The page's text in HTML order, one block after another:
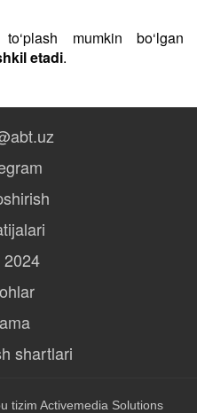
mumkin bo‘lgan
etadi.
shartlari
tizim Activemedia Solutions